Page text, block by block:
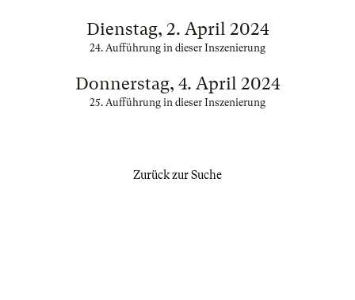
Dienstag, 2. April 2024
24. Aufführung in dieser Inszenierung
Donnerstag, 4. April 2024
25. Aufführung in dieser Inszenierung
Zurück zur Suche